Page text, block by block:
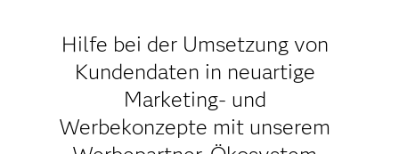
Hilfe bei der Umsetzung von
Kundendaten in neuartige
Marketing- und
Werbekonzepte mit unserem